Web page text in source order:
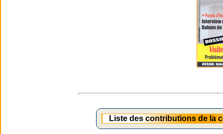
Liste des contributions de la